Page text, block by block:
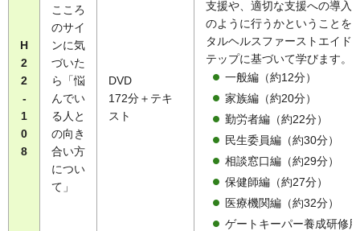
H
2
2
-
1
0
8
こころ
のサイ
ンに気
づいた
ら「悩
んでい
る人と
の向き
合い方
につい
て」
DVD
172分＋テキ
スト
支援や、適切な支援への導入
のように行うかということを
タルヘルスファーストエイド
テップに基づいて学びます。
一般編（約12分）
家族編（約20分）
勤労者編（約22分）
民生委員編（約30分）
相談窓口編（約29分）
保健師編（約27分）
医療機関編（約32分）
ゲートキーパー養成研修